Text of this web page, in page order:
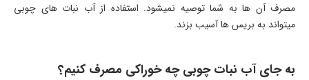
مصرف آن ها به شما توصیه نمیشود. استفاده از آب نبات های چوبی
میتواند به بریس ها آسیب بزند.
به جای آب نبات چوبی چه خوراکی مصرف کنیم؟